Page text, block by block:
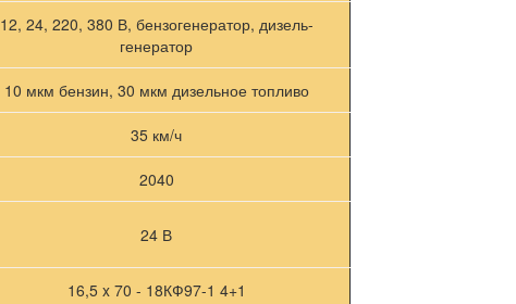
12, 24, 220, 380 В, бензогенератор, дизель-
генератор
10 мкм бензин, 30 мкм дизельное топливо
35 км/ч
2040
24 В
16,5 x 70 - 18КФ97-1 4+1